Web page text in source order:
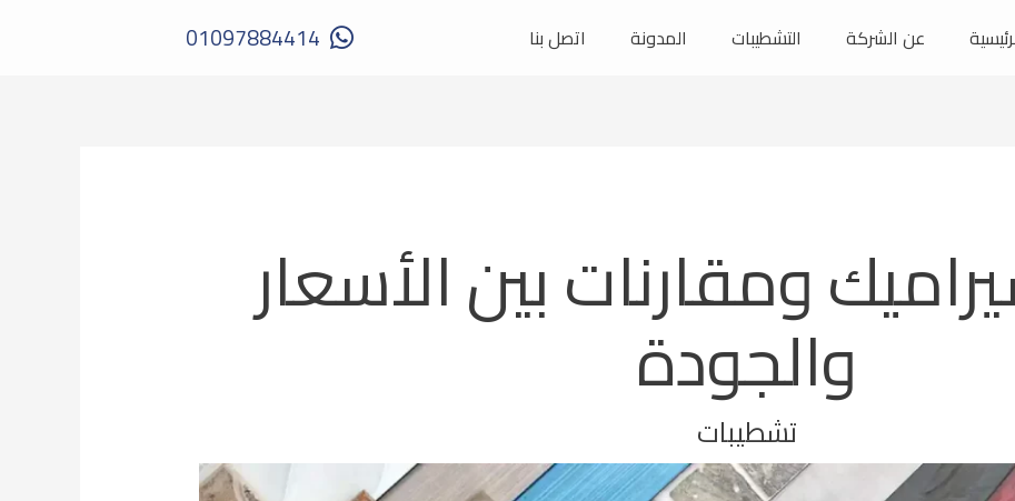
عن الشركة التشطيبات المدونة اتصل بنا 01097884414
ومقارنات بين الأسعار
والجودة
تشطيبات